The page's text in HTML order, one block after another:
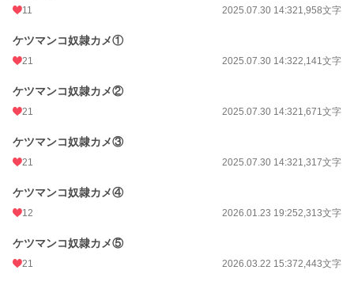
11 2025.07.30 14:321,958文字
ケツマンコ奴隷カメ①
21 2025.07.30 14:322,141文字
ケツマンコ奴隷カメ②
21 2025.07.30 14:321,671文字
ケツマンコ奴隷カメ③
21 2025.07.30 14:321,317文字
ケツマンコ奴隷カメ④
12 2026.01.23 19:252,313文字
ケツマンコ奴隷カメ⑤
21 2026.03.22 15:372,443文字